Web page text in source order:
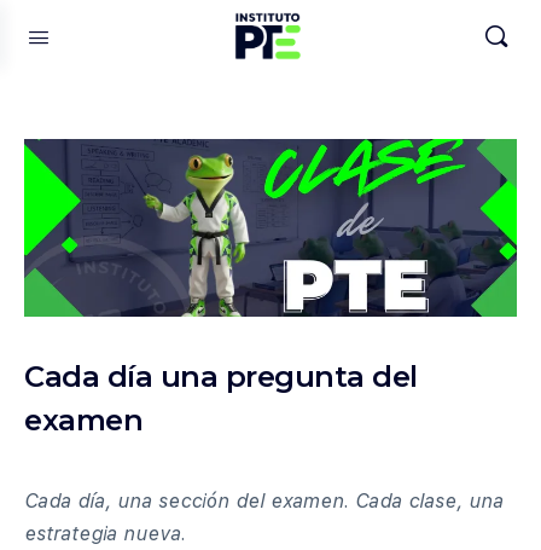
Cada día una pregunta del
examen
Cada día, una sección del examen. Cada clase, una
estrategia nueva.